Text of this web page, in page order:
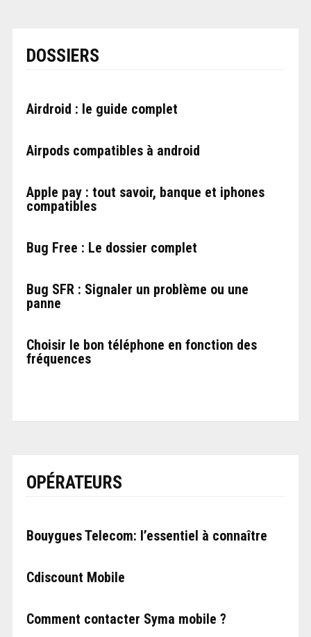
DOSSIERS
Airdroid : le guide complet
Airpods compatibles à android
Apple pay : tout savoir, banque et iphones
compatibles
Bug Free : Le dossier complet
Bug SFR : Signaler un problème ou une
panne
Choisir le bon téléphone en fonction des
fréquences
OPÉRATEURS
Bouygues Telecom: l’essentiel à connaître
Cdiscount Mobile
Comment contacter Syma mobile ?